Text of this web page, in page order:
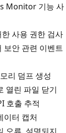
Monitor 기능 사
사용 권한 검사
보안 관련 이벤트
리 덤프 생성
열린 파일 닫기
호출 추적
이터 캡처
오류, 설명되지